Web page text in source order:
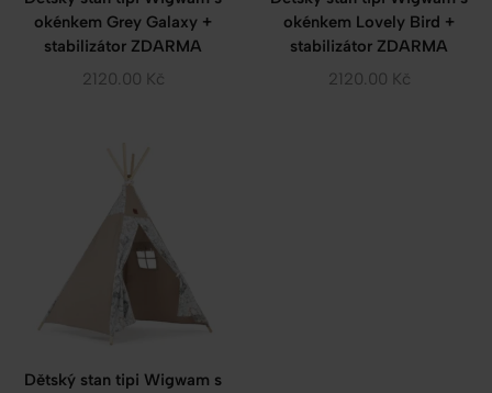
okénkem Grey Galaxy +
stabilizátor ZDARMA
2120.00 Kč
okénkem Lovely Bird +
stabilizátor ZDARMA
2120.00 Kč
Dětský stan tipi Wigwam s